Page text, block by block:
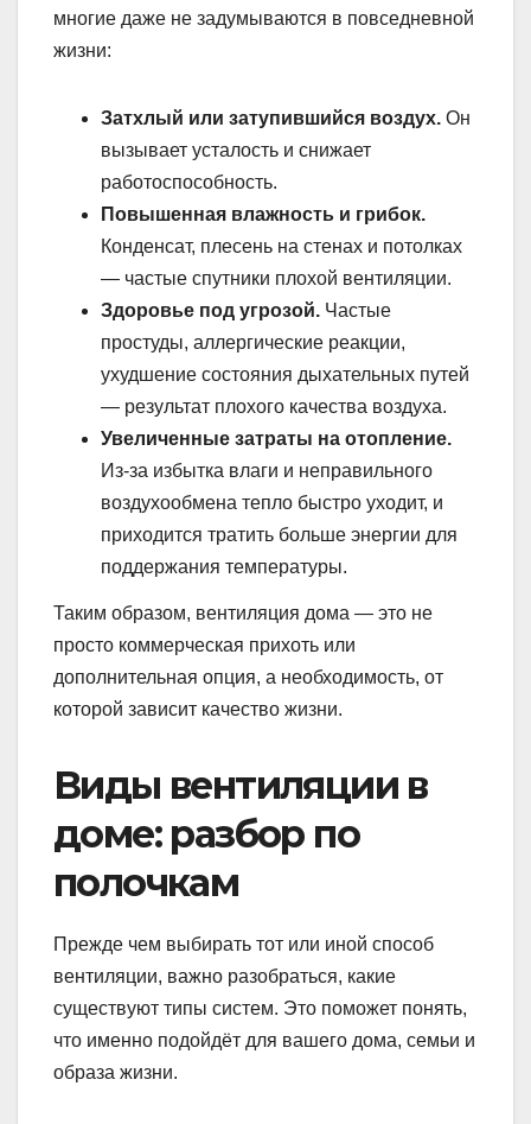
многие даже не задумываются в повседневной
жизни:
Затхлый или затупившийся воздух. Он
вызывает усталость и снижает
работоспособность.
Повышенная влажность и грибок.
Конденсат, плесень на стенах и потолках
— частые спутники плохой вентиляции.
Здоровье под угрозой. Частые
простуды, аллергические реакции,
ухудшение состояния дыхательных путей
— результат плохого качества воздуха.
Увеличенные затраты на отопление.
Из-за избытка влаги и неправильного
воздухообмена тепло быстро уходит, и
приходится тратить больше энергии для
поддержания температуры.
Таким образом, вентиляция дома — это не
просто коммерческая прихоть или
дополнительная опция, а необходимость, от
которой зависит качество жизни.
Виды вентиляции в
доме: разбор по
полочкам
Прежде чем выбирать тот или иной способ
вентиляции, важно разобраться, какие
существуют типы систем. Это поможет понять,
что именно подойдёт для вашего дома, семьи и
образа жизни.